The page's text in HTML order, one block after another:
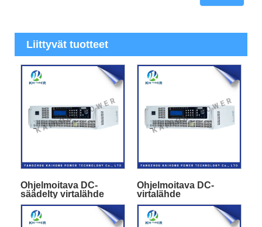
Liittyvät tuotteet
Ohjelmoitava DC-
säädelty virtalähde
Ohjelmoitava DC-
virtalähde